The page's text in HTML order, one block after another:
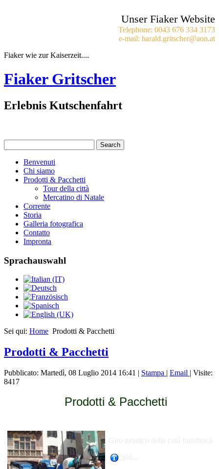
Unser Fiaker Website
Telephone: 0043 676 334 3173
e-mail: harald.gritscher@aon.at
Fiaker wie zur Kaiserzeit....
Fiaker Gritscher
Erlebnis Kutschenfahrt
Benvenuti
Chi siamo
Prodotti & Pacchetti
Tour della città
Mercatino di Natale
Corrente
Storia
Galleria fotografica
Contatto
Impronta
Sprachauswahl
Sei qui: Home Prodotti & Pacchetti
Prodotti & Pacchetti
Pubblicato: Martedì, 08 Luglio 2014 16:41 | Stampa | Email | Visite:
8417
Prodotti & Pacchetti
Giro turistico della cittá Innsbruck
piú...